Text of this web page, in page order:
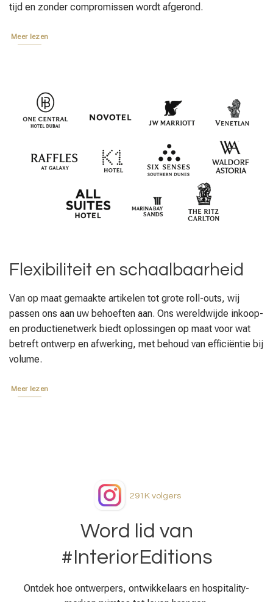
tijd en zonder compromissen wordt afgerond.
Meer lezen
Flexibiliteit en schaalbaarheid
Van op maat gemaakte artikelen tot grote roll-outs, wij
passen ons aan uw behoeften aan. Ons wereldwijde inkoop-
en productienetwerk biedt oplossingen op maat voor wat
betreft ontwerp en afwerking, met behoud van efficiëntie bij
volume.
Meer lezen
291K volgers
Word lid van
#InteriorEditions
Ontdek hoe ontwerpers, ontwikkelaars en hospitality-